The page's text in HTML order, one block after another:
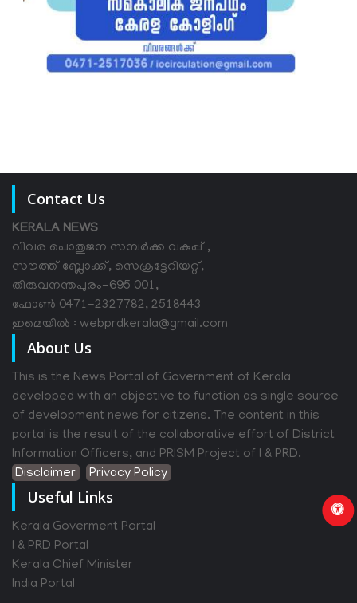
Contact Us
KERALA NEWS
വിവര പൊതുജന സമ്പര്‍ക്ക വകുപ്പ് ,
സൗത്ത് ബ്ലോക്ക്, സെക്രട്ടേറിയറ്റ്,
തിരുവനന്തപുരം-695 001,
ഫോൺ 0471-2327782, 2518443
ഇമെയിൽ : webprdkerala@gmail.com
About Us
This is the News Portal of Government of Kerala
developed with an objective to function as single source
of development news for citizens. The content in this
portal is the result of the collaborative effort of District
Information Officers, and PRISM Project of I & PRD.
Disclaimer
Privacy Policy
Useful Links
Kerala Goverment Portal
I & PRD Portal
Kerala Chief Minister
India Portal